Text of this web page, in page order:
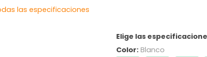
las especificaciones
Elige las
Color: Blanco